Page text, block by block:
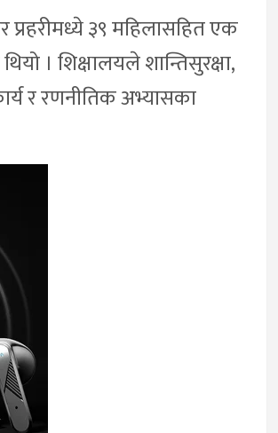
प्रहरीमध्ये ३९ महिलासहित एक
। शिक्षालयले शान्तिसुरक्षा,
र रणनीतिक अभ्यासका